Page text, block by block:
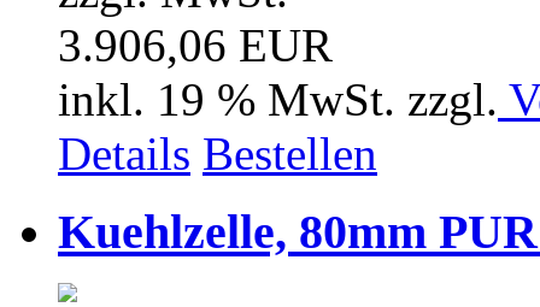
3.906,06 EUR
inkl. 19 % MwSt. zzgl.
Details Bestellen
Kuehlzelle, 80mm